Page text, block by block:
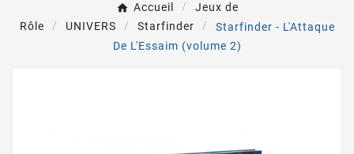
Accueil
Jeux de
Rôle
UNIVERS Starfinder
Starfinder - L'Attaque
De L'Essaim (volume 2)